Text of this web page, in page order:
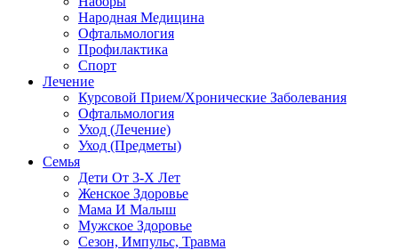
Народная Медицина
Офтальмология
Профилактика
Спорт
Лечение
Курсовой Прием/Хронические Заболевания
Офтальмология
Уход (Лечение)
Уход (Предметы)
Семья
Дети От 3-Х Лет
Женское Здоровье
Мама И Малыш
Мужское Здоровье
Сезон, Импульс, Травма